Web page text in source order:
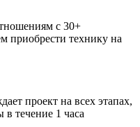
с 30+
приобрести технику на
проект на всех этапах,
течение 1 часа